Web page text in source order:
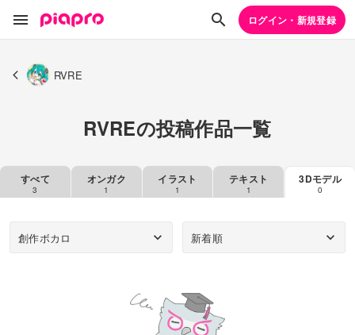
ログイン・新規登録
RVRE
RVREの投稿作品一覧
すべて
3
オンガク
1
イラスト
1
テキスト
1
3Dモデル
0
創作ボカロ 新着順